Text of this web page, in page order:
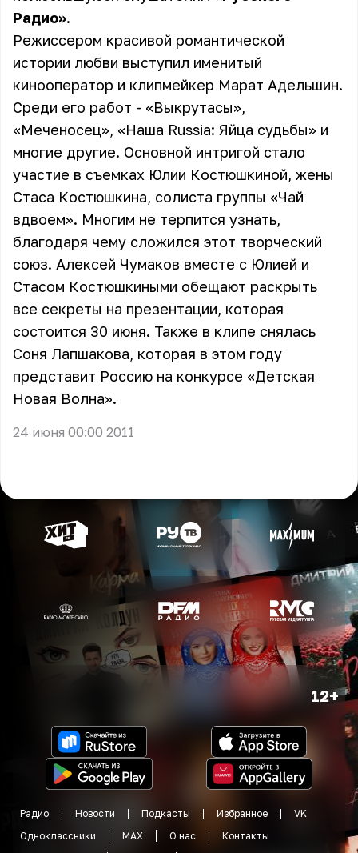
Радио».
Режиссером красивой романтической
истории любви выступил именитый
кинооператор и клипмейкер Марат Адельшин.
Среди его работ - «Выкрутасы»,
«Меченосец», «Наша Russia: Яйца судьбы» и
многие другие. Основной интригой стало
участие в съемках Юлии Костюшкиной, жены
Стаса Костюшкина, солиста группы «Чай
вдвоем». Многим не терпится узнать,
благодаря чему сложился этот творческий
союз. Алексей Чумаков вместе с Юлией и
Стасом Костюшкиными обещают раскрыть
все секреты на презентации, которая
состоится 30 июня. Также в клипе снялась
Соня Лапшакова, которая в этом году
представит Россию на конкурсе «Детская
Новая Волна».
24 июня 00:00 2011
12+
Радио Новости Подкасты Избранное
VK
Одноклассники
MAX О нас
Контакты